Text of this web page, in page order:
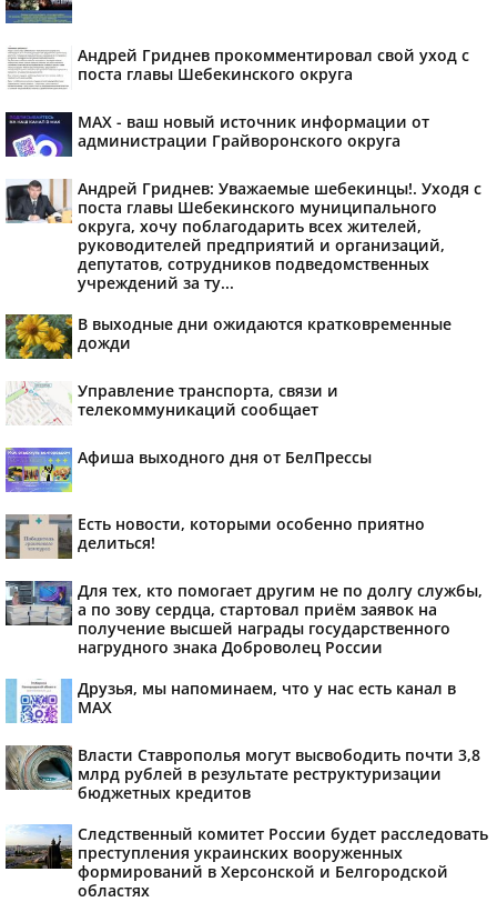
Андрей Гриднев прокомментировал свой уход с
поста главы Шебекинского округа
MAX - ваш новый источник информации от
администрации Грайворонского округа
Андрей Гриднев: Уважаемые шебекинцы!. Уходя с
поста главы Шебекинского муниципального
округа, хочу поблагодарить всех жителей,
руководителей предприятий и организаций,
депутатов, сотрудников подведомственных
учреждений за ту...
В выходные дни ожидаются кратковременные
дожди
Управление транспорта, связи и
телекоммуникаций сообщает
Афиша выходного дня от БелПрессы
Есть новости, которыми особенно приятно
делиться!
Для тех, кто помогает другим не по долгу службы,
а по зову сердца, стартовал приём заявок на
получение высшей награды государственного
нагрудного знака Доброволец России
Друзья, мы напоминаем, что у нас есть канал в
МАХ
Власти Ставрополья могут высвободить почти 3,8
млрд рублей в результате реструктуризации
бюджетных кредитов
Следственный комитет России будет расследовать
преступления украинских вооруженных
формирований в Херсонской и Белгородской
областях